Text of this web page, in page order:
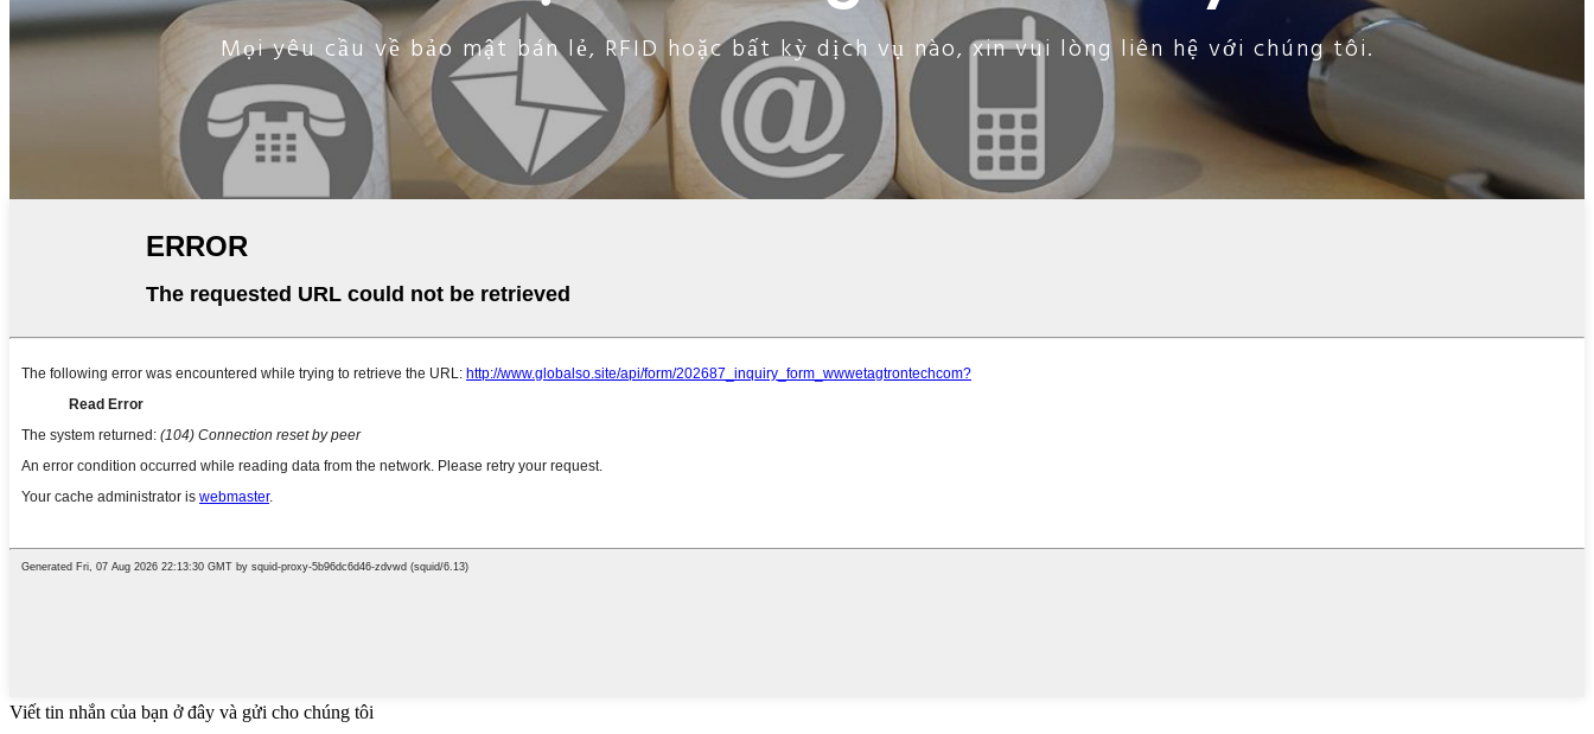
Mọi yêu cầu về bảo mật bán lẻ, RFID hoặc bất kỳ dịch vụ nào, xin vui lòng liên hệ với chúng tôi.
Viết tin nhắn của bạn ở đây và gửi cho chúng tôi